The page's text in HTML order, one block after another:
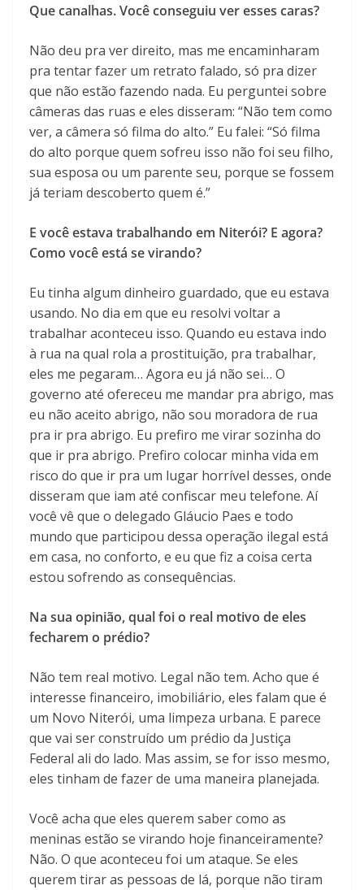
Que canalhas. Você conseguiu ver esses caras?
Não deu pra ver direito, mas me encaminharam
pra tentar fazer um retrato falado, só pra dizer
que não estão fazendo nada. Eu perguntei sobre
câmeras das ruas e eles disseram: “Não tem como
ver, a câmera só filma do alto.” Eu falei: “Só filma
do alto porque quem sofreu isso não foi seu filho,
sua esposa ou um parente seu, porque se fossem
já teriam descoberto quem é.”
E você estava trabalhando em Niterói? E agora?
Como você está se virando?
Eu tinha algum dinheiro guardado, que eu estava
usando. No dia em que eu resolvi voltar a
trabalhar aconteceu isso. Quando eu estava indo
à rua na qual rola a prostituição, pra trabalhar,
eles me pegaram… Agora eu já não sei… O
governo até ofereceu me mandar pra abrigo, mas
eu não aceito abrigo, não sou moradora de rua
pra ir pra abrigo. Eu prefiro me virar sozinha do
que ir pra abrigo. Prefiro colocar minha vida em
risco do que ir pra um lugar horrível desses, onde
disseram que iam até confiscar meu telefone. Aí
você vê que o delegado Gláucio Paes e todo
mundo que participou dessa operação ilegal está
em casa, no conforto, e eu que fiz a coisa certa
estou sofrendo as consequências.
Na sua opinião, qual foi o real motivo de eles
fecharem o prédio?
Não tem real motivo. Legal não tem. Acho que é
interesse financeiro, imobiliário, eles falam que é
um Novo Niterói, uma limpeza urbana. E parece
que vai ser construído um prédio da Justiça
Federal ali do lado. Mas assim, se for isso mesmo,
eles tinham de fazer de uma maneira planejada.
Você acha que eles querem saber como as
meninas estão se virando hoje financeiramente?
Não. O que aconteceu foi um ataque. Se eles
querem tirar as pessoas de lá, porque não tiram